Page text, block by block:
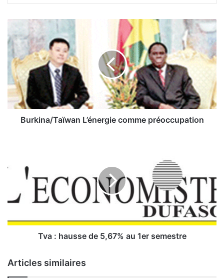
u
r
a
/
é
e
e
Burkina/Taïwan L’énergie comme préoccupation
u
s
5
Tva : hausse de 5,67% au 1er semestre
Articles similaires